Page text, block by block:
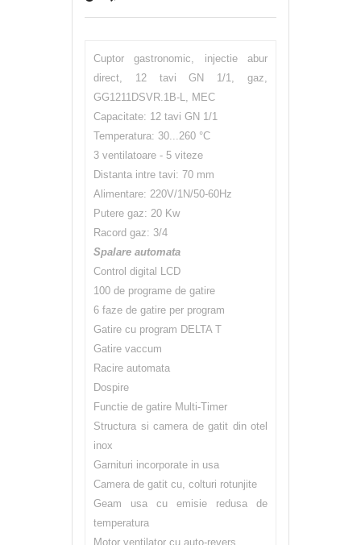
Cuptor gastronomic, injectie abur
direct, 12 tavi GN 1/1, gaz,
GG1211DSVR.1B-L, MEC
Capacitate: 12 tavi GN 1/1
Temperatura: 30...260 °C
3 ventilatoare - 5 viteze
Distanta intre tavi: 70 mm
Alimentare: 220V/1N/50-60Hz
Putere gaz: 20 Kw
Racord gaz: 3/4
Spalare automata
Control digital LCD
100 de programe de gatire
6 faze de gatire per program
Gatire cu program DELTA T
Gatire vaccum
Racire automata
Dospire
Functie de gatire Multi-Timer
Structura si camera de gatit din otel
inox
Garnituri incorporate in usa
Camera de gatit cu, colturi rotunjite
Geam usa cu emisie redusa de
temperatura
Motor ventilator cu auto-revers